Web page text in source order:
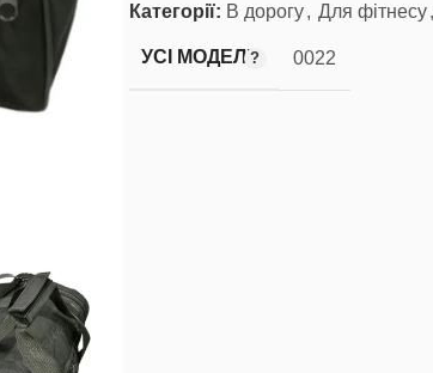
Категорії: В дорогу, Для фітнесу,
УСІ МОДЕЛІ 0022